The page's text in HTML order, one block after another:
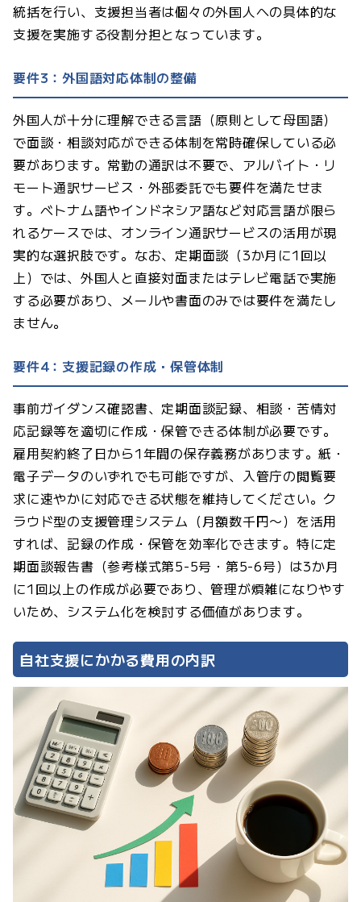
統括を行い、支援担当者は個々の外国人への具体的な
支援を実施する役割分担となっています。
要件3：外国語対応体制の整備
外国人が十分に理解できる言語（原則として母国語）
で面談・相談対応ができる体制を常時確保している必
要があります。常勤の通訳は不要で、アルバイト・リ
モート通訳サービス・外部委託でも要件を満たせま
す。ベトナム語やインドネシア語など対応言語が限ら
れるケースでは、オンライン通訳サービスの活用が現
実的な選択肢です。なお、定期面談（3か月に1回以
上）では、外国人と直接対面またはテレビ電話で実施
する必要があり、メールや書面のみでは要件を満たし
ません。
要件4：支援記録の作成・保管体制
事前ガイダンス確認書、定期面談記録、相談・苦情対
応記録等を適切に作成・保管できる体制が必要です。
雇用契約終了日から1年間の保存義務があります。紙・
電子データのいずれでも可能ですが、入管庁の閲覧要
求に速やかに対応できる状態を維持してください。ク
ラウド型の支援管理システム（月額数千円〜）を活用
すれば、記録の作成・保管を効率化できます。特に定
期面談報告書（参考様式第5-5号・第5-6号）は3か月
に1回以上の作成が必要であり、管理が煩雑になりやす
いため、システム化を検討する価値があります。
自社支援にかかる費用の内訳